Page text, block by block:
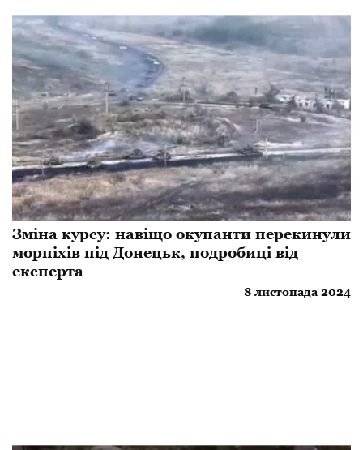
Зміна курсу: навіщо окупанти перекинули
морпіхів під Донецьк, подробиці від
експерта
8 листопада 2024